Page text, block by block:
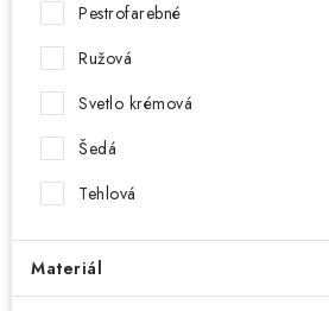
Pestrofarebné
Ružová
Svetlo krémová
Šedá
Tehlová
Materiál